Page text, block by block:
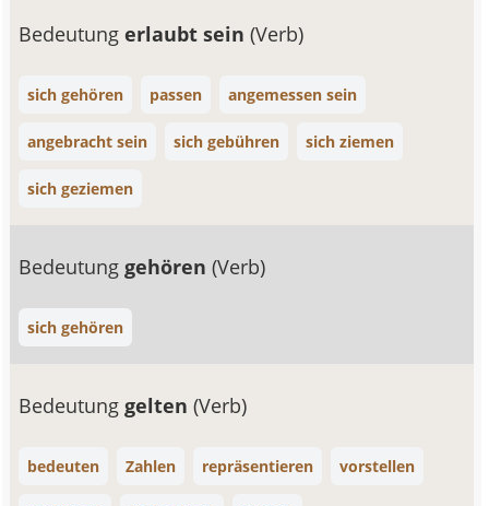
Bedeutungerlaubt sein(Verb)
sich gehören passen angemessen sein
angebracht sein sich gebühren sich ziemen
sich geziemen
Bedeutunggehören(Verb)
sich gehören
Bedeutunggelten(Verb)
bedeuten Zahlen repräsentieren vorstellen